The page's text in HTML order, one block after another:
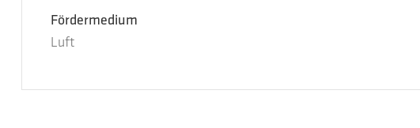
Fördermedium
Luft